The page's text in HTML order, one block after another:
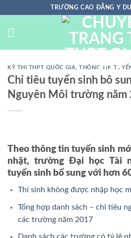
nội
TRƯỜNG CAO ĐẲNG Y
KỲ THI THPT QUỐC GIA ,THÔNG TIN
Chỉ tiêu tuyển sinh bổ
Nguyên Môi trường năm
Theo thông tin tuyển sinh
nhật, trường Đại học Tài
tuyển sinh bổ sung với hơn
Thí sinh không được nhập học
Tổng hợp danh sách – chỉ tiêu
các trường năm 2017